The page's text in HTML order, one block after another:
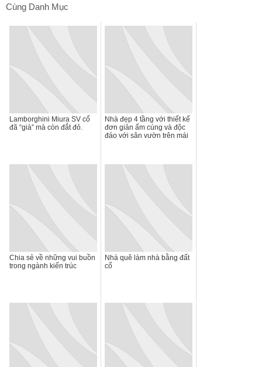
Cùng Danh Mục
Lamborghini Miura SV cổ
đã “già” mà còn đắt đỏ.
Nhà đẹp 4 tầng với thiết kế
đơn giản ấm cúng và độc
đáo với sân vườn trên mái
Chia sẻ về những vui buồn
trong ngành kiến trúc
Nhà quê làm nhà bằng đất
cổ